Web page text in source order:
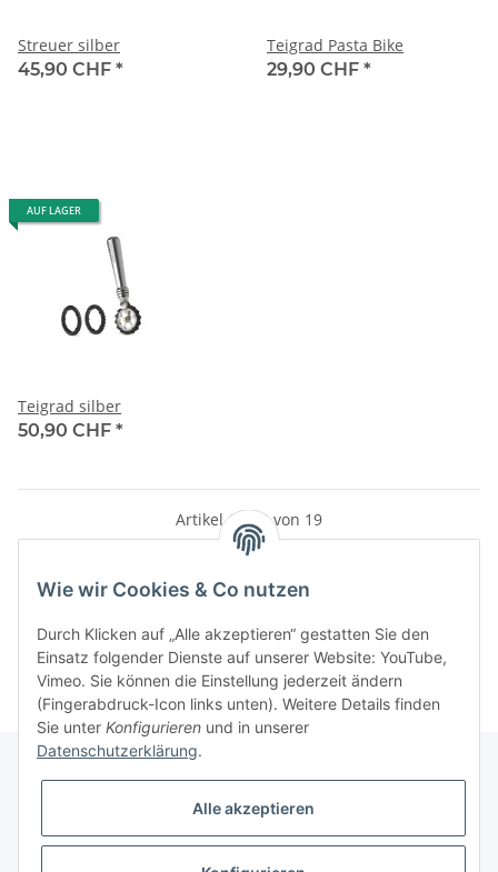
Streuer silber
45,90 CHF *
Teigrad Pasta Bike
29,90 CHF *
AUF LAGER
Teigrad silber
50,90 CHF *
Artikel 1 - 19 von 19
Kategorien
Wie wir Cookies & Co nutzen
Durch Klicken auf „Alle akzeptieren“ gestatten Sie den
Einsatz folgender Dienste auf unserer Website: YouTube,
Vimeo. Sie können die Einstellung jederzeit ändern
(Fingerabdruck-Icon links unten). Weitere Details finden
Sie unter Konfigurieren und in unserer
Datenschutzerklärung.
Alle akzeptieren